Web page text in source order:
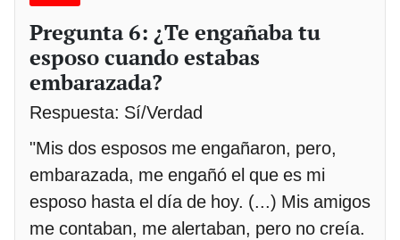
Pregunta 6: ¿Te engañaba tu
esposo cuando estabas
embarazada?
Respuesta: Sí/Verdad
"Mis dos esposos me engañaron, pero,
embarazada, me engañó el que es mi
esposo hasta el día de hoy. (...) Mis amigos
me contaban, me alertaban, pero no creía.